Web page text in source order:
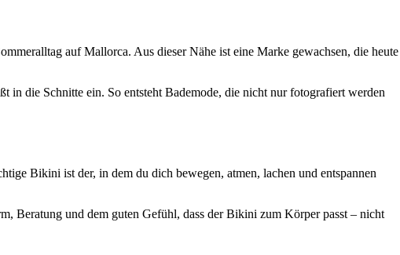
auf Mallorca. Aus dieser Nähe ist eine Marke gewachsen, die heute
in die Schnitte ein. So entsteht Bademode, die nicht nur fotografiert werden
Bikini ist der, in dem du dich bewegen, atmen, lachen und entspannen
Beratung und dem guten Gefühl, dass der Bikini zum Körper passt – nicht